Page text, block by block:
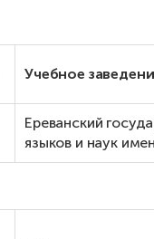
Учебное
Ереванский
языков и наук